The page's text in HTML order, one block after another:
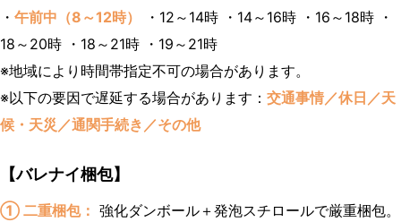
・ 午前中（8～12時）
・12～14時 ・14～16時 ・16～18時 ・
18～20時 ・18～21時 ・19～21時
※地域により時間帯指定不可の場合があります。
※以下の要因で遅延する場合があります： 交通事情／休日／天
候・天災／通関手続き／その他
【バレナイ梱包】
① 二重梱包： 強化ダンボール＋発泡スチロールで厳重梱包。